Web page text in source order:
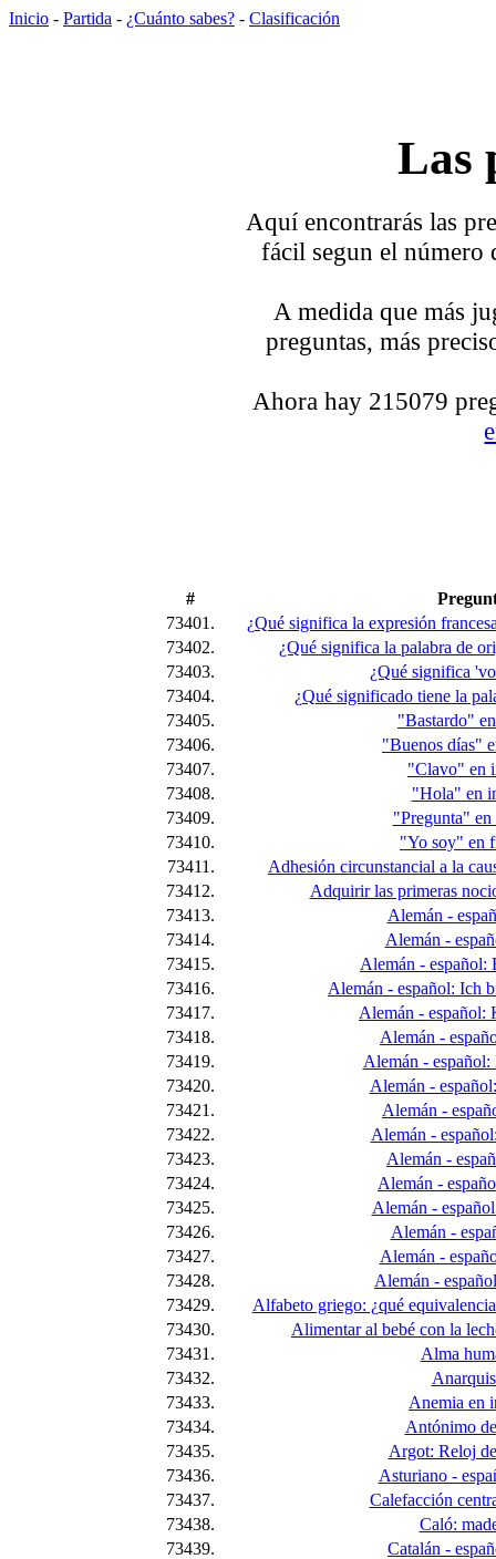
Inicio - Partida - ¿Cuánto sabes? - Clasificación
Las
Aquí encontrarás las
fácil segun el número
A medida que más
preguntas, más
Ahora hay 215079
#
73401.
¿Qué significa la expresión
73402.
¿Qué significa la palabra de
73403.
¿Qué significa
73404.
¿Qué significado tiene la
73405.
"Bastardo"
73406.
"Buenos días"
73407.
"Clavo" en
73408.
"Hola" en
73409.
"Pregunta" en
73410.
"Yo soy" en
73411.
Adhesión circunstancial a la
73412.
Adquirir las primeras
73413.
Alemán -
73414.
Alemán -
73415.
Alemán -
73416.
Alemán - español: Ich
73417.
Alemán - español:
73418.
Alemán -
73419.
Alemán -
73420.
Alemán -
73421.
Alemán -
73422.
Alemán -
73423.
Alemán -
73424.
Alemán -
73425.
Alemán -
73426.
Alemán -
73427.
Alemán -
73428.
Alemán -
73429.
Alfabeto griego: ¿qué
73430.
Alimentar al bebé con la
73431.
Alma
73432.
73433.
Anemia en
73434.
Antónimo
73435.
Argot: Reloj
73436.
Asturiano -
73437.
Calefacción
73438.
Caló:
73439.
Catalán -